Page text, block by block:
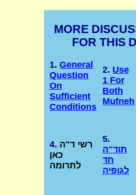
MORE
FOR THIS
1. General
Question
On
Sufficient
Conditions
2. Use
1 For
Both
Mufneh
4. רשי ד"ה
כאן
לתרומה
5.
תוד"ה
חד
לגופיה